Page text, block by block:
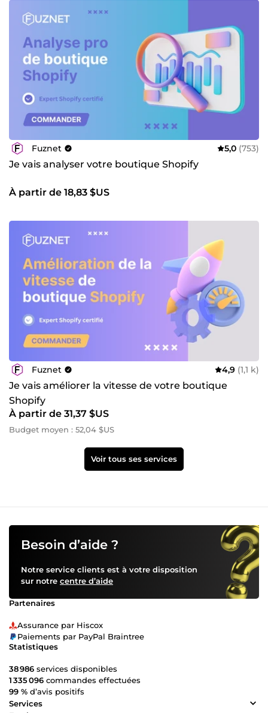
Fuznet 5,0 (753)
Je vais analyser votre boutique Shopify
À partir de 18,83 $US
Fuznet 4,9 (1,1 k)
Je vais améliorer la vitesse de votre boutique
Shopify
À partir de 31,37 $US
Budget moyen : 52,04 $US
Voir tous ses services
Besoin d’aide ?
Notre service clients est à votre disposition
sur notre centre d’aide
Partenaires
Assurance par Hiscox
Paiements par PayPal Braintree
Statistiques
38 986 services disponibles
1 335 096 commandes effectuées
99 % d’avis positifs
Services